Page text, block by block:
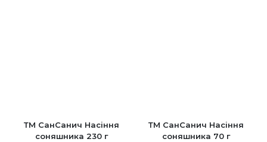
ТМ СанСанич Насіння
соняшника 230 г
ТМ СанСанич Насіння
соняшника 70 г